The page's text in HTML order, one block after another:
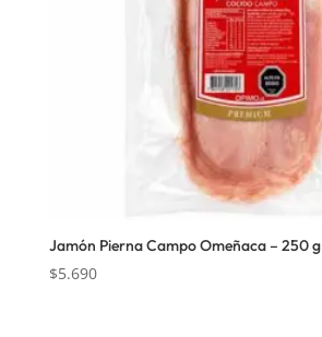
Jamón Pierna Campo Omeñaca – 250 g
$5.690